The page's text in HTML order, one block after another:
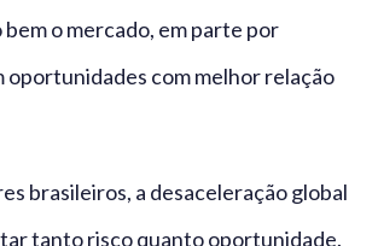
o mercado, em parte por
com melhor relação
brasileiros, a desaceleração global
tanto risco quanto oportunidade.